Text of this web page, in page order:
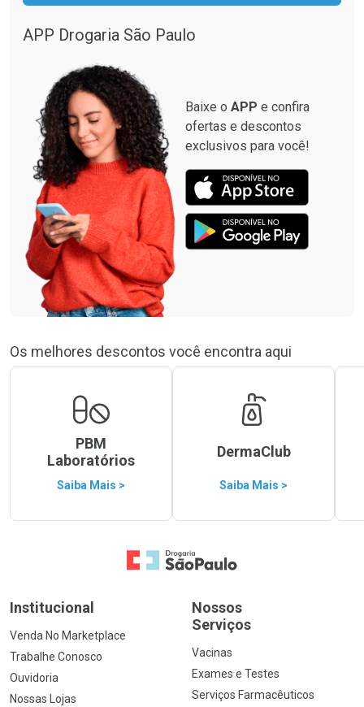
APP Drogaria São Paulo
Baixe o APP e confira
ofertas e descontos
exclusivos para você!
Os melhores descontos você encontra aqui
PBM
Laboratórios
Saiba Mais >
DermaClub
Saiba Mais >
Ir para a Home
Institucional
Venda No Marketplace
Trabalhe Conosco
Ouvidoria
Nossas Lojas
Nossos
Serviços
Vacinas
Exames e Testes
Serviços Farmacêuticos